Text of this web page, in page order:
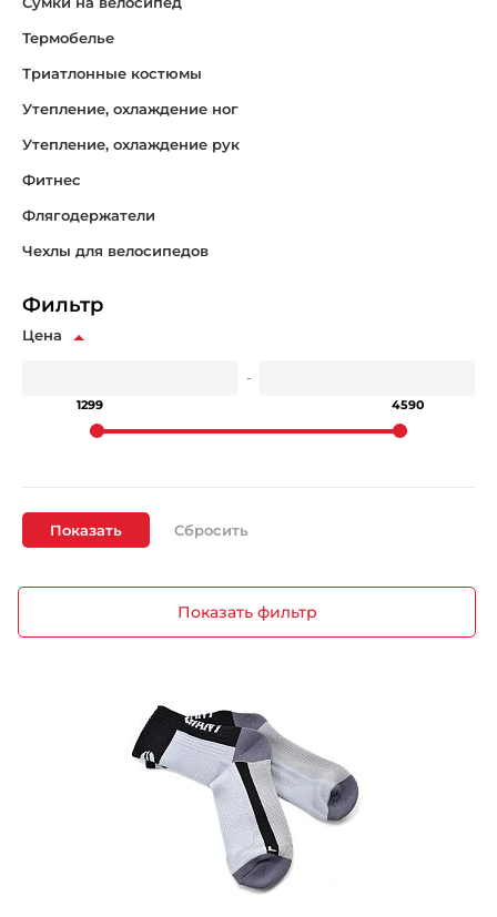
Термобелье
Триатлонные костюмы
Утепление, охлаждение ног
Утепление, охлаждение рук
Фитнес
Флягодержатели
Чехлы для велосипедов
Фильтр
Цена
-
1299 4590
Показать
Показать фильтр